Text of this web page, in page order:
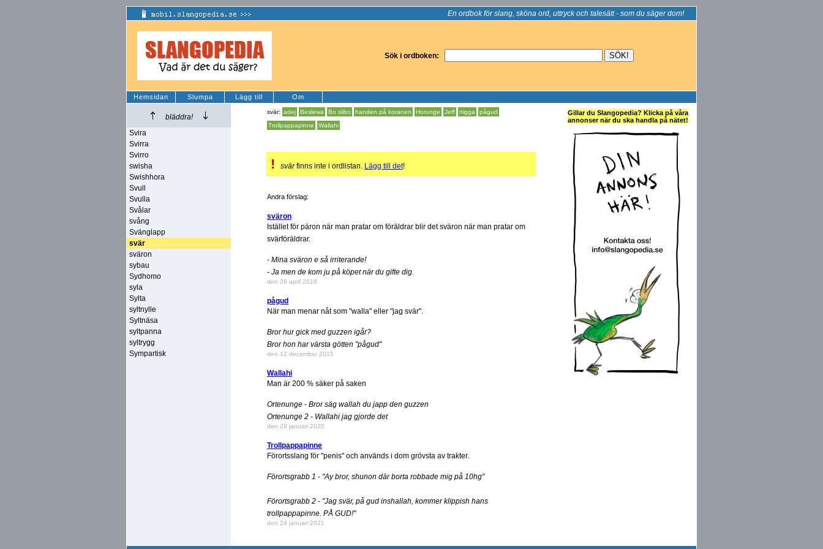
En ordbok för slang, sköna ord, uttryck och talesätt - som du säger dom!
Sök i ordboken:
Hemsidan Slumpa Lägg till Om
bläddra!
Svira
Svirra
Svirro
swisha
Swishhora
Svull
Svulla
Svålar
svång
Svänglapp
svär
sväron
sybau
Sydhomo
syla
Sylta
syltnylle
Syltnäsa
syltpanna
syltrygg
Sympartisk
svär: adej Beslewa Bo slibo handen på koranen Horunge Jeff nigga
pågud
Trollpappapinne
Wallahi
! svärfinns inte i ordlistan. Lägg till det!
Andra förslag:
sväron
Istället för päron när man pratar om föräldrar blir det sväron när man pratar om
svärföräldrar.
- Mina sväron e så irriterande!
- Ja men de kom ju på köpet när du gifte dig.
den 26 april 2018
pågud
När man menar nåt som "walla" eller "jag svär".
Bror hur gick med guzzen igår?
Bror hon har värsta götten "pågud"
den 12 december 2015
Wallahi
Man är 200 % säker på saken
Ortenunge - Bror säg wallah du japp den guzzen
Ortenunge 2 - Wallahi jag gjorde det
den 28 januari 2020
Trollpappapinne
Förortsslang för "penis" och används i dom grövsta av trakter.
Förortsgrabb 1 - "Ay bror, shunon där borta robbade mig på 10hg"
Förortsgrabb 2 - "Jag svär, på gud inshallah, kommer klippish hans
trollpappapinne. PÅ GUD!"
den 24 januari 2021
Gillar du Slangopedia? Klicka på våra
annonser när du ska handla på nätet!